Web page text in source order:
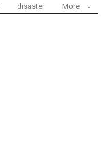
disaster More